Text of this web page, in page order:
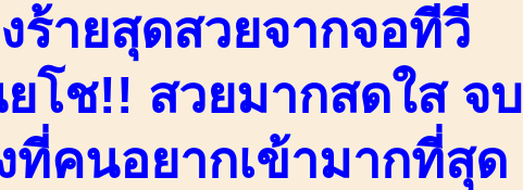
ายสุดสวยจากจอทีวี
โช!! สวยมากสดใส จบ
ที่คนอยากเข้ามากที่สุด